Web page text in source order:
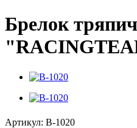
Брелок
Артикул: B-1020